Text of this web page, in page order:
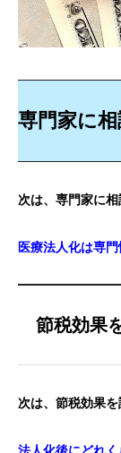
専門家に
次は、専門家に相
医療法人化は専門
節税効果
次は、節税効果を